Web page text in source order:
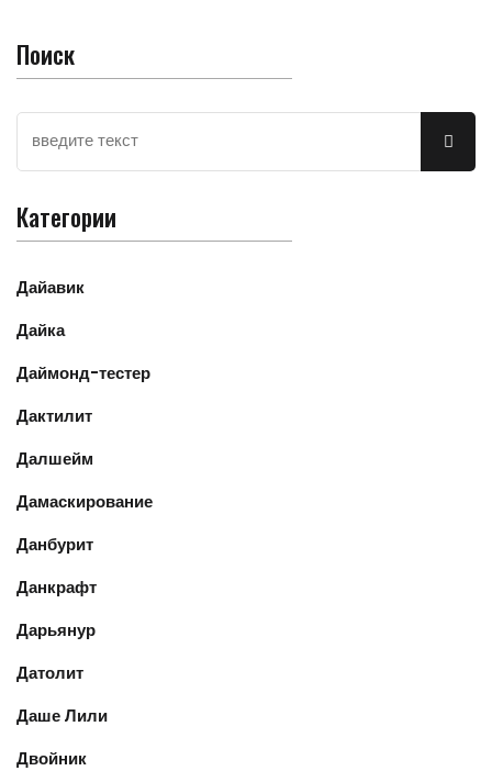
Поиск
Категории
Дайавик
Дайка
Даймонд-тестер
Дактилит
Далшейм
Дамаскирование
Данбурит
Данкрафт
Дарьянур
Датолит
Даше Лили
Двойник